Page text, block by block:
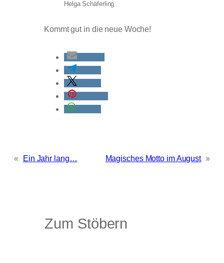
Helga Schäferling
Kommt gut in die neue Woche!
« Ein Jahr lang… Magisches Motto im August »
Zum Stöbern